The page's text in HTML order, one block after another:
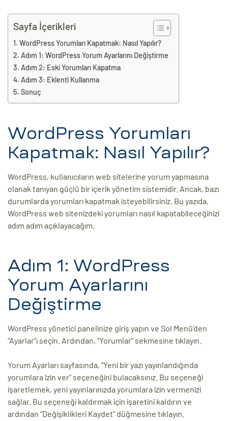
Aday
Sayfa İçerikleri
WordPress Yorumları Kapatmak: Nasıl Yapılır?
Adım 1: WordPress Yorum Ayarlarını Değiştirme
Adım 2: Eski Yorumları Kapatma
Adım 3: Eklenti Kullanma
Sonuç
WordPress Yorumları
Kapatmak: Nasıl Yapılır?
WordPress, kullanıcıların web sitelerine yorum yapmasına
olanak tanıyan güçlü bir içerik yönetim sistemidir. Ancak, bazı
durumlarda yorumları kapatmak isteyebilirsiniz. Bu yazıda,
WordPress web sitenizdeki yorumları nasıl kapatabileceğinizi
adım adım açıklayacağım.
Adım 1: WordPress
Yorum Ayarlarını
Değiştirme
WordPress yönetici panelinize giriş yapın ve Sol Menü’den
“Ayarlar”ı seçin. Ardından, “Yorumlar” sekmesine tıklayın.
Yorum Ayarları sayfasında, “Yeni bir yazı yayınlandığında
yorumlara izin ver” seçeneğini bulacaksınız. Bu seçeneği
işaretlemek, yeni yayınlarınızda yorumlara izin vermenizi
sağlar. Bu seçeneği kaldırmak için işaretini kaldırın ve
ardından “Değişiklikleri Kaydet” düğmesine tıklayın.